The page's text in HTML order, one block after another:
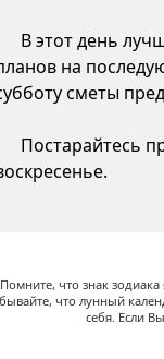
В этот день
на
сметы
Постарайтесь
Помните, что знак
что лунный
себя. Если